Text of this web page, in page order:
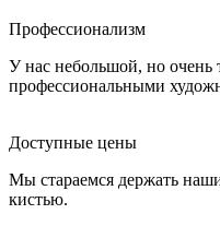
Профессионализм
У нас небольшой, но
профессиональными
Доступные цены
Мы стараемся держать
кистью.